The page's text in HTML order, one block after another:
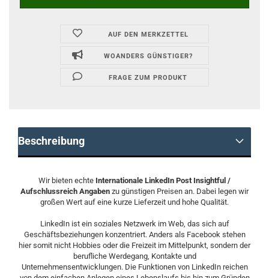
AUF DEN MERKZETTEL
WOANDERS GÜNSTIGER?
FRAGE ZUM PRODUKT
Beschreibung
Wir bieten echte Internationale LinkedIn Post Insightful /
Aufschlussreich Angaben zu günstigen Preisen an. Dabei legen wir
großen Wert auf eine kurze Lieferzeit und hohe Qualität.
LinkedIn ist ein soziales Netzwerk im Web, das sich auf
Geschäftsbeziehungen konzentriert. Anders als Facebook stehen
hier somit nicht Hobbies oder die Freizeit im Mittelpunkt, sondern der
berufliche Werdegang, Kontakte und
Unternehmensentwicklungen. Die Funktionen von LinkedIn reichen